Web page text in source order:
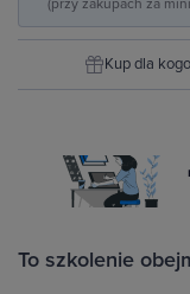
Kup dla
To szkolenie